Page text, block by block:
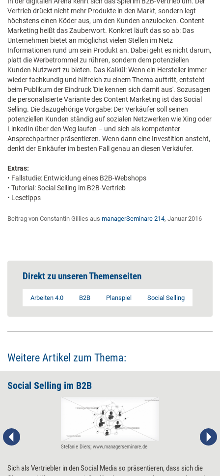
Vertrieb drückt nicht mehr Produkte in den Markt, sondern legt
höchstens einen Köder aus, um den Kunden anzulocken. Content
Marketing heißt das Zauberwort. Konkret läuft das so ab: Das
Unternehmen bietet an möglichst vielen Stellen im Netz
Informationen rund um sein Produkt an. Dabei geht es nicht darum,
platt die Werbetrommel zu rühren, sondern dem potenziellen
Kunden Nutzwert zu bieten. Das Kalkül: Wenn ein Hersteller immer
wieder fachkundig und hilfreich zu einem Thema auftritt, entsteht
beim Publikum der Eindruck 'Die kennen sich damit aus'. Sozusagen
die personalisierte Variante des Content Marketing ist das Social
Selling. Die dazugehörige Vorgabe: Der Verkäufer soll seinen
potenziellen Kunden ständig auf sozialen Netzwerken wie Xing oder
LinkedIn über den Weg laufen – und sich als kompetenter
Ansprechpartner präsentieren. Wenn dann eine Investition ansteht,
denkt der Einkäufer im besten Fall genau an diesen Verkäufer.
Extras:
• Fallstudie: Entwicklung eines B2B-Webshops
• Tutorial: Social Selling im B2B-Vertrieb
• Lesetipps
Beitrag von Constantin Gillies aus managerSeminare 214, Januar 2016
Direkt zu unseren Themenseiten
Arbeiten 4.0 B2B Planspiel Social Selling
Weitere Artikel zum Thema:
Social Selling im B2B
Stefanie Diers; www.managerseminare.de
Sich als Vertriebler in den Social Media so präsentieren, dass sich die